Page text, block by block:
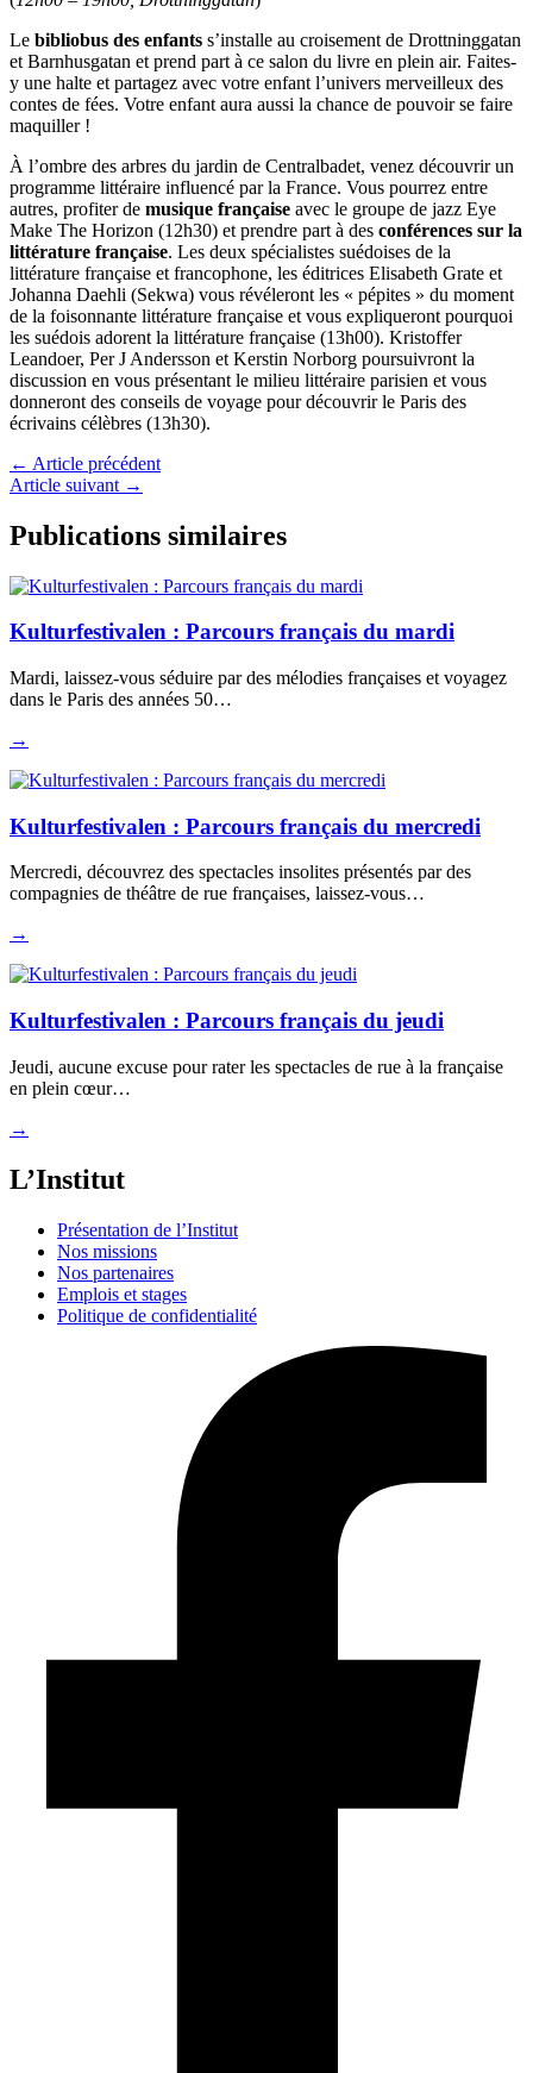
Le bibliobus des enfants s’installe au croisement de Drottninggatan
et Barnhusgatan et prend part à ce salon du livre en plein air. Faites-
y une halte et partagez avec votre enfant l’univers merveilleux des
contes de fées. Votre enfant aura aussi la chance de pouvoir se faire
maquiller !
À l’ombre des arbres du jardin de Centralbadet, venez découvrir un
programme littéraire influencé par la France. Vous pourrez entre
autres, profiter de musique française avec le groupe de jazz Eye
Make The Horizon (12h30) et prendre part à des conférences sur la
littérature française. Les deux spécialistes suédoises de la
littérature française et francophone, les éditrices Elisabeth Grate et
Johanna Daehli (Sekwa) vous révéleront les « pépites » du moment
de la foisonnante littérature française et vous expliqueront pourquoi
les suédois adorent la littérature française (13h00). Kristoffer
Leandoer, Per J Andersson et Kerstin Norborg poursuivront la
discussion en vous présentant le milieu littéraire parisien et vous
donneront des conseils de voyage pour découvrir le Paris des
écrivains célèbres (13h30).
← Article précédent
Article suivant →
Publications similaires
Kulturfestivalen : Parcours français du mardi
Mardi, laissez-vous séduire par des mélodies françaises et voyagez
dans le Paris des années 50…
→
Kulturfestivalen : Parcours français du mercredi
Mercredi, découvrez des spectacles insolites présentés par des
compagnies de théâtre de rue françaises, laissez-vous…
→
Kulturfestivalen : Parcours français du jeudi
Jeudi, aucune excuse pour rater les spectacles de rue à la française
en plein cœur…
→
L’Institut
Présentation de l’Institut
Nos missions
Nos partenaires
Emplois et stages
Politique de confidentialité